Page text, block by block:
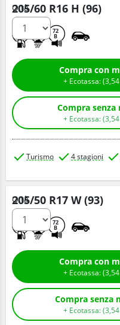
205/60 R16 H (96)
72
B
Q.tà
+ Ecotassa: (3,54
+ Ecotassa: (3,54
Turismo 4 stagioni
205/50 R17 W (93)
72
B
Q.tà
+ Ecotassa: (3,54
+ Ecotassa: (3,54